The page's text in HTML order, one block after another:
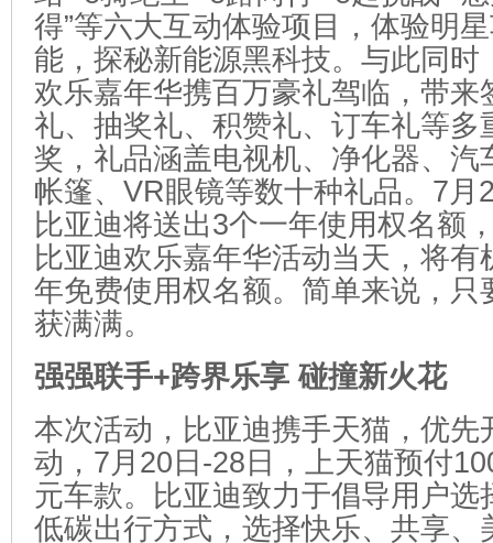
得”等六大互动体验项目，体验明
能，探秘新能源黑科技。与此同时
欢乐嘉年华携百万豪礼驾临，带来
礼、抽奖礼、积赞礼、订车礼等多
奖，礼品涵盖电视机、净化器、汽
帐篷、VR眼镜等数十种礼品。7月
比亚迪将送出3个一年使用权名额
比亚迪欢乐嘉年华活动当天，将有
年免费使用权名额。简单来说，只
获满满。
强强联手+跨界乐享 碰撞新火花
本次活动，比亚迪携手天猫，优先
动，7月20日-28日，上天猫预付
元车款。比亚迪致力于倡导用户选
低碳出行方式，选择快乐、共享、